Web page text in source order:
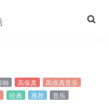
响 高保真
高保真音乐
经典 推荐
音乐